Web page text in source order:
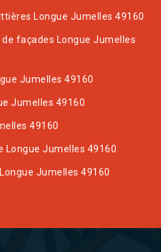
Longue Jumelles 49160
façades Longue Jumelles
Jumelles 49160
Jumelles 49160
49160
Longue Jumelles 49160
Jumelles 49160